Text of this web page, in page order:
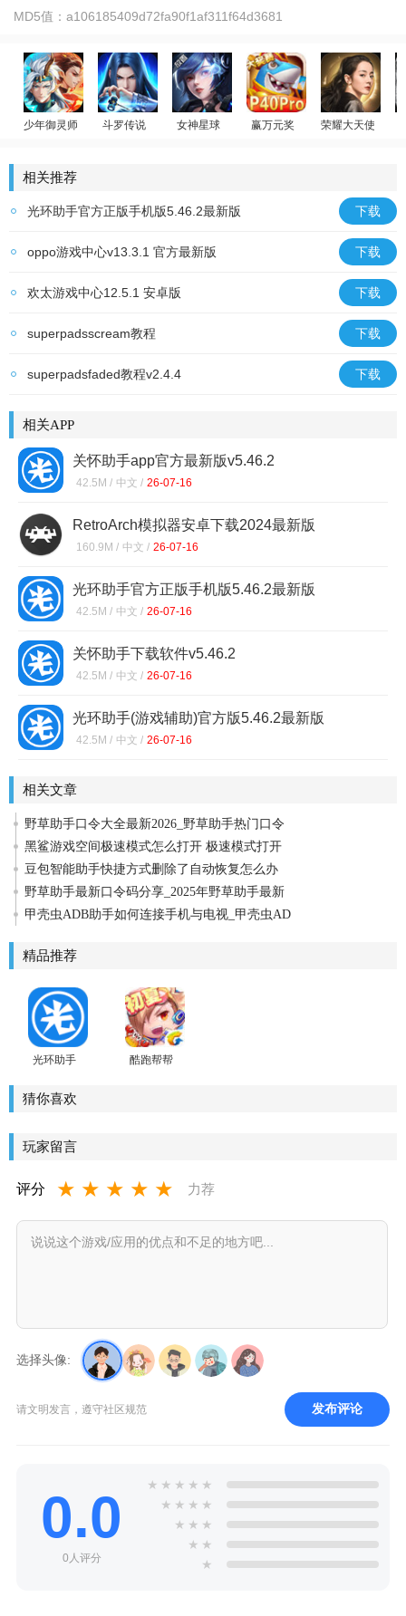
MD5值： a106185409d72fa90f1af311f64d3681
少年御灵师
斗罗传说
女神星球
赢万元奖
荣耀大天使
相关推荐
光环助手官方正版手机版5.46.2最新版 下载
oppo游戏中心v13.3.1 官方最新版 下载
欢太游戏中心12.5.1 安卓版 下载
superpadsscream教程 下载
superpadsfaded教程v2.4.4 下载
相关APP
关怀助手app官方最新版v5.46.2
42.5M / 中文 / 26-07-16
RetroArch模拟器安卓下载2024最新版
1.19.1_git
160.9M / 中文 / 26-07-16
光环助手官方正版手机版5.46.2最新版
42.5M / 中文 / 26-07-16
关怀助手下载软件v5.46.2
42.5M / 中文 / 26-07-16
光环助手(游戏辅助)官方版5.46.2最新版
42.5M / 中文 / 26-07-16
相关文章
野草助手口令大全最新2026_野草助手热门口令
黑鲨游戏空间极速模式怎么打开 极速模式打开
豆包智能助手快捷方式删除了自动恢复怎么办
野草助手最新口令码分享_2025年野草助手最新
甲壳虫ADB助手如何连接手机与电视_甲壳虫AD
精品推荐
光环助手
手机版
酷跑帮帮
猜你喜欢
玩家留言
评分 ★ ★ ★ ★ ★ 力荐
选择头像:
请文明发言，遵守社区规范 发布评论
0.0
0人评分
★ ★ ★ ★ ★
★ ★ ★ ★
★ ★ ★
★ ★
★